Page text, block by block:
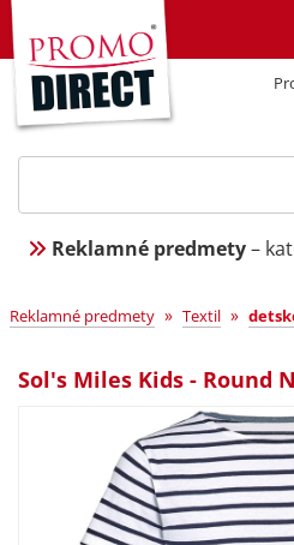
Reklamné predmety–
Reklamné predmety » Textil »
Sol's Miles Kids - Round